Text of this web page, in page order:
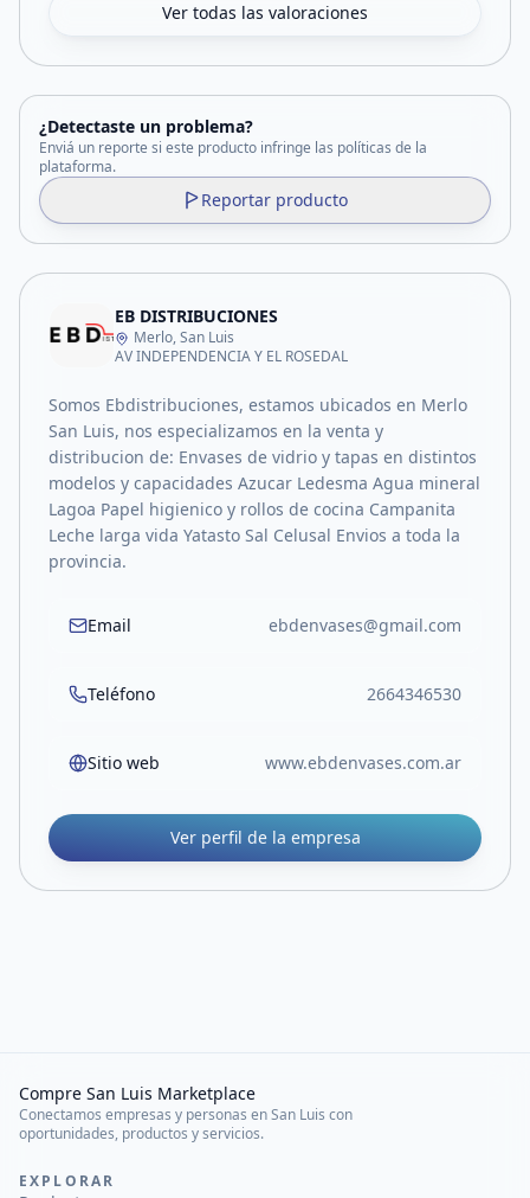
Ver todas las valoraciones
¿Detectaste un problema?
Enviá un reporte si este producto infringe las políticas de la
plataforma.
Reportar producto
EB DISTRIBUCIONES
Merlo, San Luis
AV INDEPENDENCIA Y EL ROSEDAL
Somos Ebdistribuciones, estamos ubicados en Merlo
San Luis, nos especializamos en la venta y
distribucion de: Envases de vidrio y tapas en distintos
modelos y capacidades Azucar Ledesma Agua mineral
Lagoa Papel higienico y rollos de cocina Campanita
Leche larga vida Yatasto Sal Celusal Envios a toda la
provincia.
Email ebdenvases@gmail.com
Teléfono 2664346530
Sitio web www.ebdenvases.com.ar
Ver perfil de la empresa
Compre San Luis Marketplace
Conectamos empresas y personas en San Luis con
oportunidades, productos y servicios.
EXPLORAR